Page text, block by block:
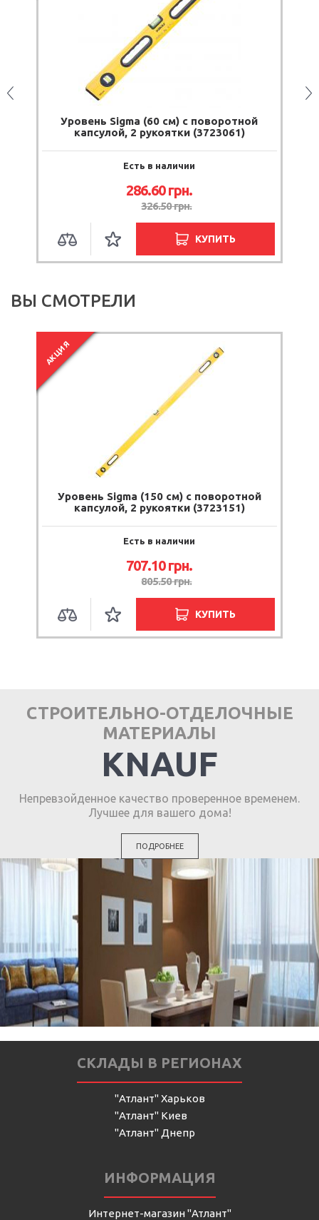
Уровень Sigma (60 см) с поворотной
капсулой, 2 рукоятки (3723061)
Есть в наличии
286.60грн.
326.50грн.
КУПИТЬ
ВЫ СМОТРЕЛИ
АКЦИЯ
Уровень Sigma (150 см) с поворотной
капсулой, 2 рукоятки (3723151)
Есть в наличии
707.10грн.
805.50грн.
КУПИТЬ
СТРОИТЕЛЬНО-ОТДЕЛОЧНЫЕ
МАТЕРИАЛЫ
KNAUF
Непревзойденное качество проверенное временем.
Лучшее для вашего дома!
ПОДРОБНЕЕ
СКЛАДЫ В РЕГИОНАХ
"Атлант" Харьков
"Атлант" Киев
"Атлант" Днепр
ИНФОРМАЦИЯ
Интернет-магазин "Атлант"